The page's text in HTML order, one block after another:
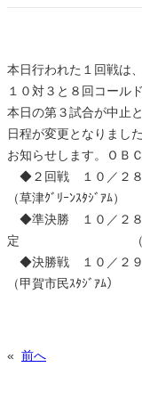
本日行われた１回戦は
１０対３と８回コール
本日の第３試合が中止
日程が変更となりまし
お知らせします。ＯＢ
◆２回戦 １０／２
（草津ｸﾞﾘｰﾝｽﾀｼﾞｱﾑ）
◆準決勝 １０／２
定 （草津ｸﾞﾘ
◆決勝戦 １０／２
（甲賀市民ｽﾀｼﾞｱﾑ）
« 前へ